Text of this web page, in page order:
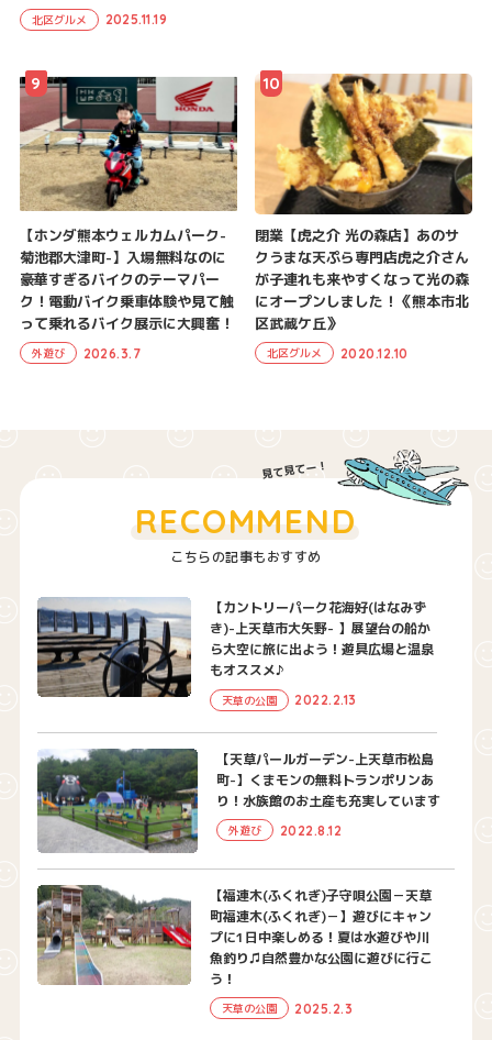
北区グルメ 2025.11.19
【ホンダ熊本ウェルカムパーク-
菊池郡大津町-】入場無料なのに
豪華すぎるバイクのテーマパー
ク！電動バイク乗車体験や見て触
って乗れるバイク展示に大興奮！
外遊び 2026.3.7
9
閉業【虎之介 光の森店】あのサ
クうまな天ぷら専門店虎之介さん
が子連れも来やすくなって光の森
にオープンしました！《熊本市北
区武蔵ケ丘》
北区グルメ 2020.12.10
10
こちらの記事もおすすめ
RECOMMEND
【カントリーパーク花海好(はなみず
き)-上天草市大矢野- 】展望台の船か
ら大空に旅に出よう！遊具広場と温泉
もオススメ♪
天草の公園 2022.2.13
【天草パールガーデン-上天草市松島
町-】くまモンの無料トランポリンあ
り！水族館のお土産も充実しています
外遊び 2022.8.12
【福連木(ふくれぎ)子守唄公園－天草
町福連木(ふくれぎ)－】遊びにキャン
プに1日中楽しめる！夏は水遊びや川
魚釣り♫自然豊かな公園に遊びに行こ
う！
天草の公園 2025.2.3